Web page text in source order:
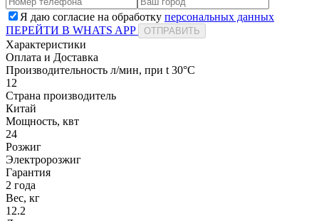
Я даю согласие на обработку персональных данных
ПЕРЕЙТИ В WHATS APP
ОТПРАВИТЬ
Характеристики
Оплата и Доставка
Производительность л/мин, при t 30°C
12
Страна производитель
Китай
Мощность, квт
24
Розжиг
Электророзжиг
Гарантия
2 года
Вес, кг
12.2